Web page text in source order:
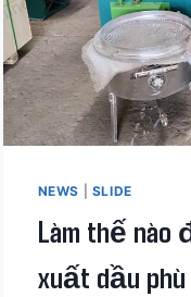
NEWS SLIDE
Làm thế nào
xuất dầu